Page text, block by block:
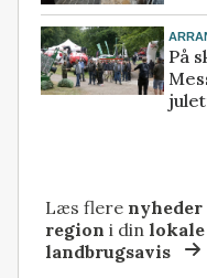
På
Læs flere
region i dinlokale
landbrugsavis